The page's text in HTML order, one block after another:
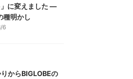
に変えました ―
種明かし
6
からBIGLOBEの